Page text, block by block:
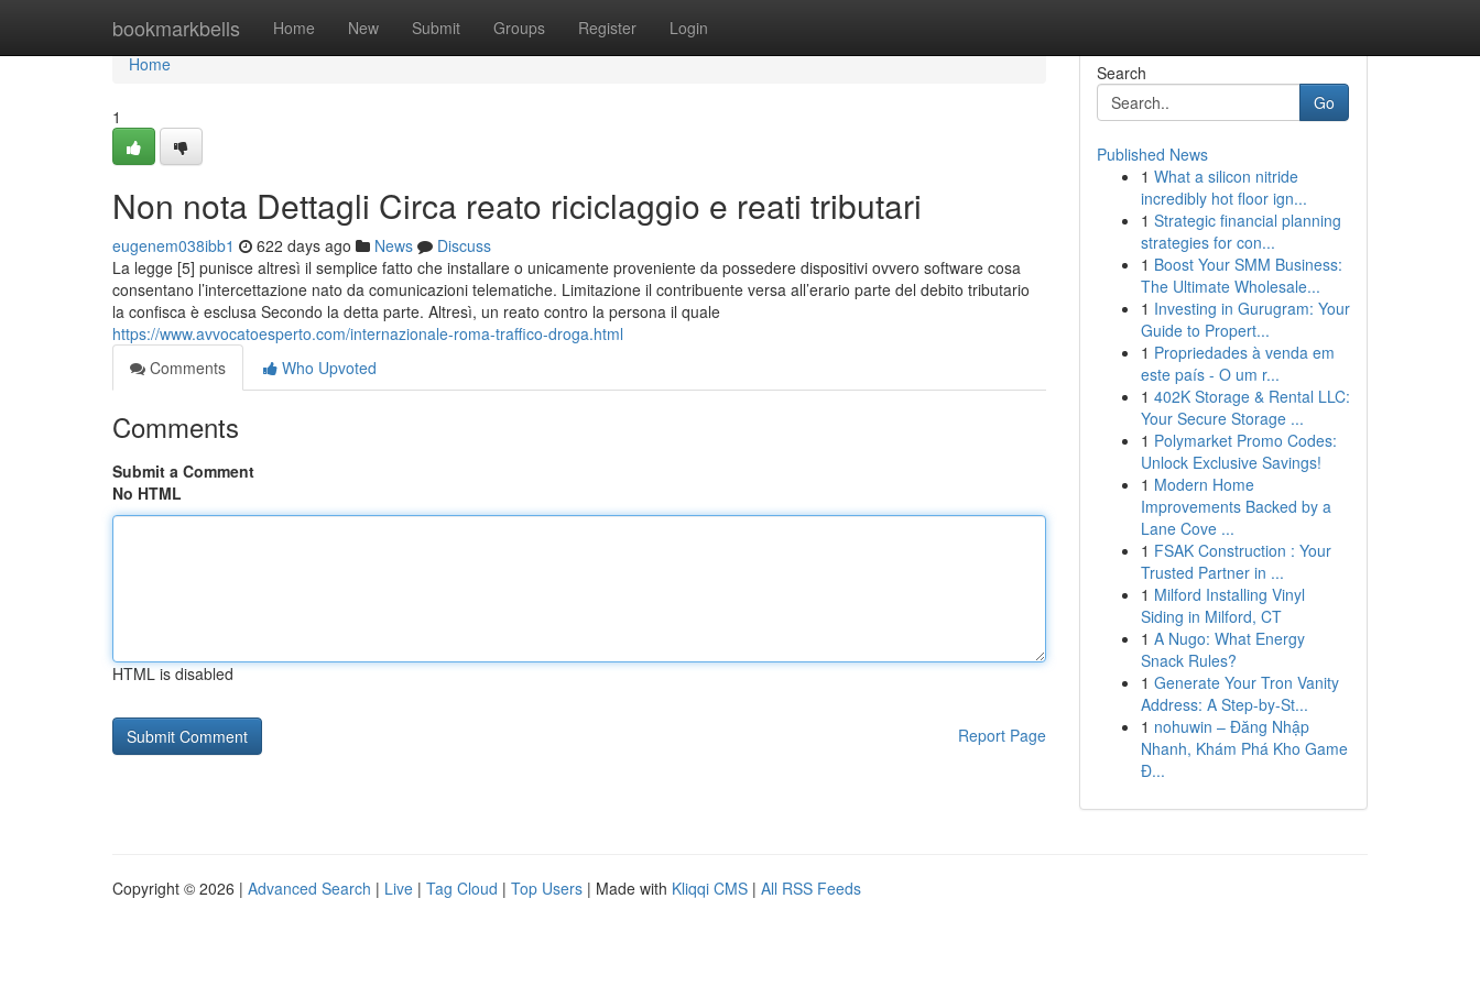
bookmarkbells Home New Submit Groups Register Login
Home
Home
1
Non nota Dettagli Circa reato riciclaggio e reati tributari
eugenem038ibb1 622 days ago News
Discuss
La legge [5] punisce altresì il semplice fatto che installare o unicamente proveniente da possedere dispositivi ovvero software cosa
consentano l’intercettazione nato da comunicazioni telematiche. Limitazione il contribuente versa all’erario parte del debito tributario
la confisca è esclusa Secondo la detta parte. Altresì, un reato contro la persona il quale
https://www.avvocatoesperto.com/internazionale-roma-traffico-droga.html
Comments
Who Upvoted
Comments
Submit a Comment
No HTML
HTML is disabled
Report Page
Search
Go
Published News
1 What a silicon nitride
incredibly hot floor ign...
1 Strategic financial planning
strategies for con...
1 Boost Your SMM Business:
The Ultimate Wholesale...
1 Investing in Gurugram: Your
Guide to Propert...
1 Propriedades à venda em
este país - O um r...
1 402K Storage & Rental LLC:
Your Secure Storage ...
1 Polymarket Promo Codes:
Unlock Exclusive Savings!
1 Modern Home
Improvements Backed by a
Lane Cove ...
1 FSAK Construction : Your
Trusted Partner in ...
1 Milford Installing Vinyl
Siding in Milford, CT
1 A Nugo: What Energy
Snack Rules?
1 Generate Your Tron Vanity
Address: A Step-by-St...
1 nohuwin – Đăng Nhập
Nhanh, Khám Phá Kho Game
Đ...
Copyright © 2026 | Advanced Search | Live | Tag Cloud | Top Users | Made with Kliqqi CMS | All RSS Feeds